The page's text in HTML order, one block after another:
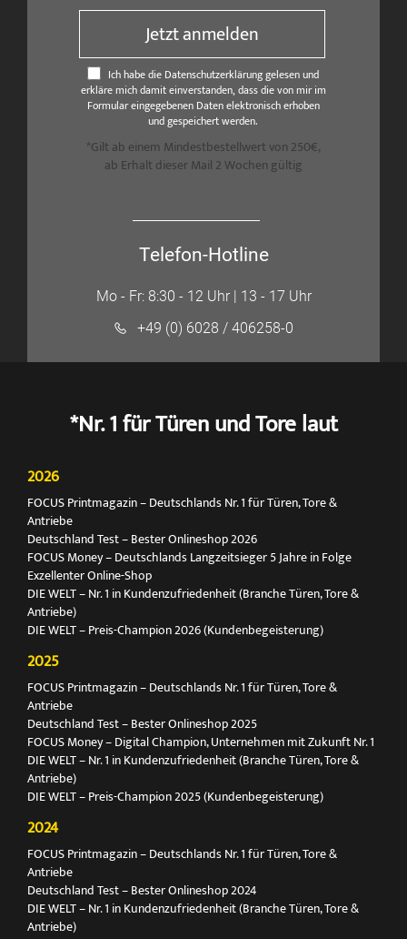
Jetzt anmelden
Ich habe die Datenschutzerklärung gelesen und
erkläre mich damit einverstanden, dass die von mir im
Formular eingegebenen Daten elektronisch erhoben
und gespeichert werden.
*Gilt ab einem Mindestbestellwert von 250€,
ab Erhalt dieser Mail 2 Wochen gültig
Telefon-Hotline
Mo - Fr: 8:30 - 12 Uhr | 13 - 17 Uhr
+49 (0) 6028 / 406258-0
*Nr. 1 für Türen und Tore laut
2026
FOCUS Printmagazin – Deutschlands Nr. 1 für Türen, Tore &
Antriebe
Deutschland Test – Bester Onlineshop 2026
FOCUS Money – Deutschlands Langzeitsieger 5 Jahre in Folge
Exzellenter Online-Shop
DIE WELT – Nr. 1 in Kundenzufriedenheit (Branche Türen, Tore &
Antriebe)
DIE WELT – Preis-Champion 2026 (Kundenbegeisterung)
2025
FOCUS Printmagazin – Deutschlands Nr. 1 für Türen, Tore &
Antriebe
Deutschland Test – Bester Onlineshop 2025
FOCUS Money – Digital Champion, Unternehmen mit Zukunft Nr. 1
DIE WELT – Nr. 1 in Kundenzufriedenheit (Branche Türen, Tore &
Antriebe)
DIE WELT – Preis-Champion 2025 (Kundenbegeisterung)
2024
FOCUS Printmagazin – Deutschlands Nr. 1 für Türen, Tore &
Antriebe
Deutschland Test – Bester Onlineshop 2024
DIE WELT – Nr. 1 in Kundenzufriedenheit (Branche Türen, Tore &
Antriebe)